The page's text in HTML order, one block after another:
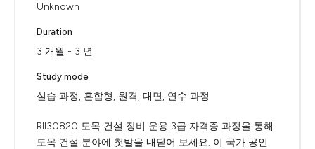
Unknown
Duration
3 개월 - 3 년
Study mode
실습 과정, 혼합형, 원격, 대면, 연수 과정
RII30820 토목 건설 장비 운용 3급 자격증 과정을 통해
토목 건설 분야에 첫발을 내딛어 보세요. 이 국가 공인